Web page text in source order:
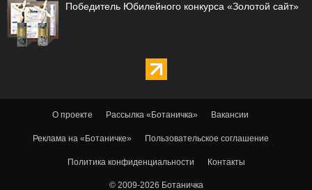
Победитель Юбилейного конкурса «Золотой сайт»
О проекте Рассылка «Ботаничка» Вакансии
Реклама на «Ботаничке» Пользовательское соглашение
Политика конфиденциальности Контакты
© 2009-2026 Ботаничка